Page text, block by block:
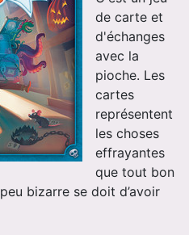
de carte et
d'échanges
avec la
pioche. Les
cartes
représentent
les choses
effrayantes
que tout bon
bizarre se doit d’avoir